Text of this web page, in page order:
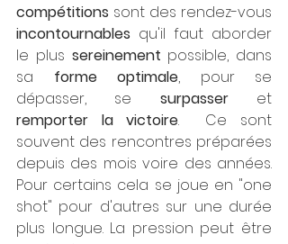
compétitions
incontournables qu'il faut aborder
le plus sereinement possible, dans
sa forme optimale, pour se
dépasser, se surpasser et
remporter la victoire.  Ce sont
souvent des rencontres préparées
depuis des mois voire des années.
Pour certains cela se joue en "one
shot" pour d'autres sur une durée
plus longue. La pression peut être